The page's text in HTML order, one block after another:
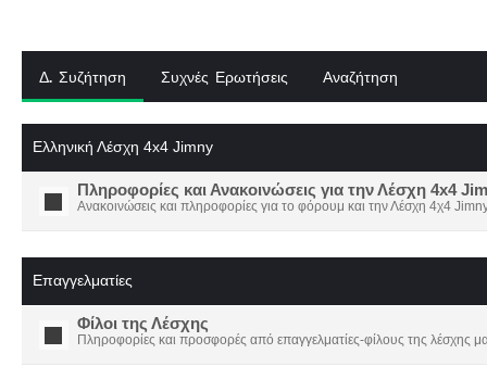
Δ. Συζήτηση Συχνές Ερωτήσεις Αναζήτηση
Ελληνική Λέσχη 4x4 Jimny
Πληροφορίες και Ανακοινώσεις για την Λέσχη 4x4
Ανακοινώσεις και πληροφορίες για το φόρουμ και την Λέσχη 4χ4
Επαγγελματίες
Φίλοι της Λέσχης
Πληροφορίες και προσφορές από επαγγελματίες-φίλους της λέσχης